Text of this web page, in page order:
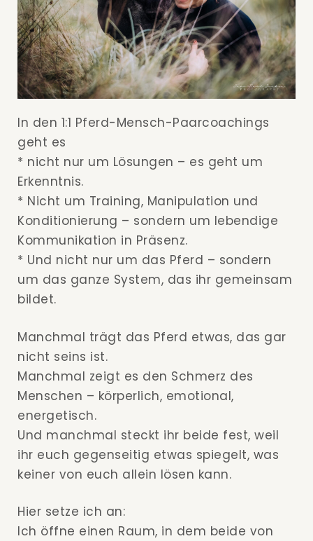
In den 1:1 Pferd-Mensch-Paarcoachings
geht es
* nicht nur um Lösungen – es geht um
Erkenntnis.
* Nicht um Training, Manipulation und
Konditionierung – sondern um lebendige
Kommunikation in Präsenz.
* Und nicht nur um das Pferd – sondern
um das ganze System, das ihr gemeinsam
bildet.
Manchmal trägt das Pferd etwas, das gar
nicht seins ist.
Manchmal zeigt es den Schmerz des
Menschen – körperlich, emotional,
energetisch.
Und manchmal steckt ihr beide fest, weil
ihr euch gegenseitig etwas spiegelt, was
keiner von euch allein lösen kann.
Hier setze ich an:
Ich öffne einen Raum, in dem beide von